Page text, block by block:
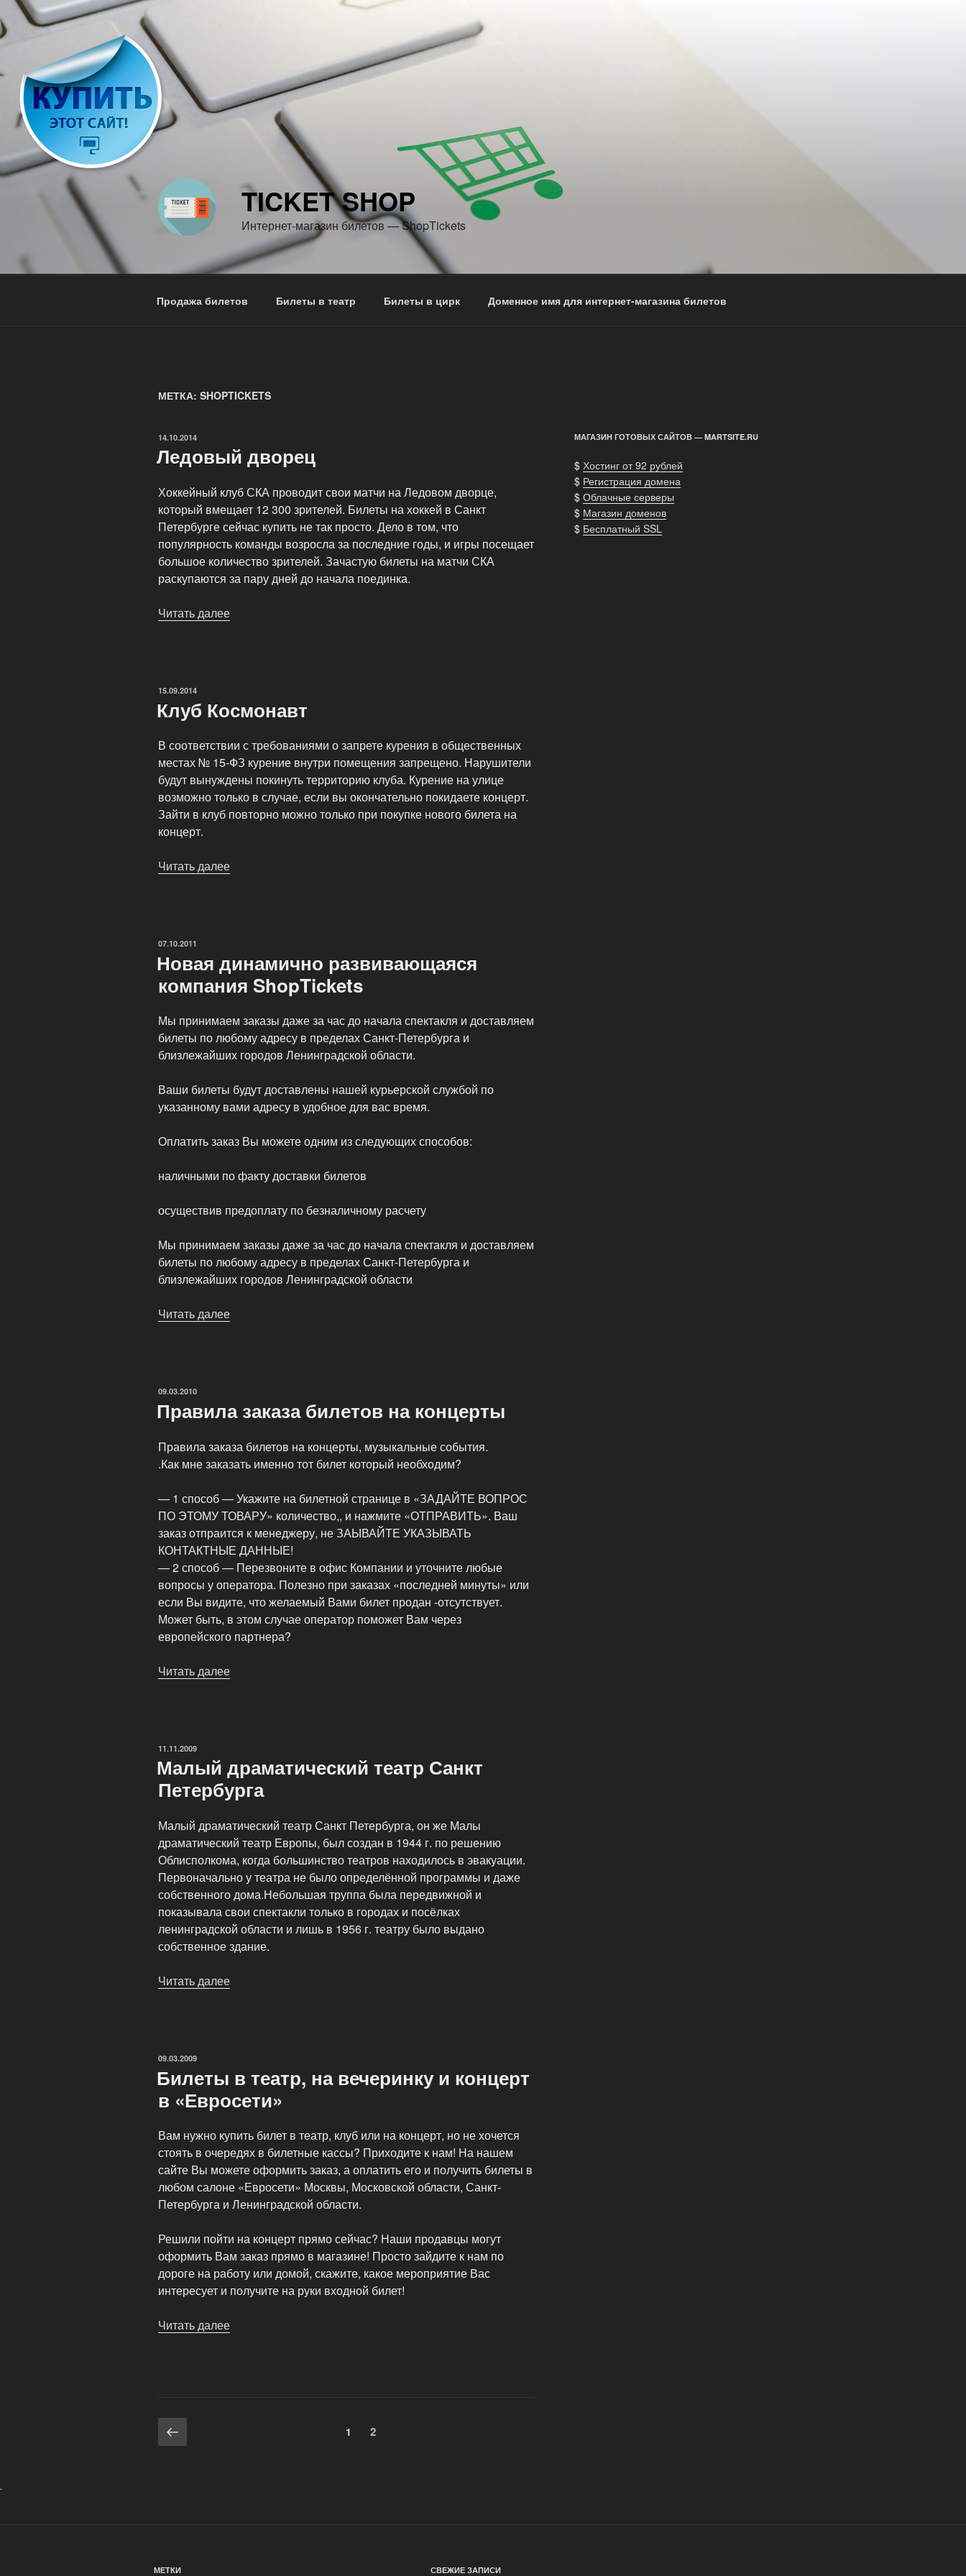
Перейти
к
содержимому
TICKET SHOP
Интернет-магазин билетов — ShopTickets
Продажа билетов Билеты в театр Билеты в цирк Доменное имя для интернет-магазина билетов
МЕТКА: SHOPTICKETS
ОПУБЛИКОВАНО
14.10.2014
Ледовый дворец
Хоккейный клуб СКА проводит свои матчи на Ледовом дворце,
который вмещает 12 300 зрителей. Билеты на хоккей в Санкт
Петербурге сейчас купить не так просто. Дело в том, что
популярность команды возросла за последние годы, и игры посещает
большое количество зрителей. Зачастую билеты на матчи СКА
раскупаются за пару дней до начала поединка.
Читать далее
ОПУБЛИКОВАНО
15.09.2014
Клуб Космонавт
В соответствии с требованиями о запрете курения в общественных
местах № 15-ФЗ курение внутри помещения запрещено. Нарушители
будут вынуждены покинуть территорию клуба. Курение на улице
возможно только в случае, если вы окончательно покидаете концерт.
Зайти в клуб повторно можно только при покупке нового билета на
концерт.
Читать далее
ОПУБЛИКОВАНО
07.10.2011
Новая динамично развивающаяся
компания ShopTickets
Мы принимаем заказы даже за час до начала спектакля и доставляем
билеты по любому адресу в пределах Санкт-Петербурга и
близлежайших городов Ленинградской области.
Ваши билеты будут доставлены нашей курьерской службой по
указанному вами адресу в удобное для вас время.
Оплатить заказ Вы можете одним из следующих способов:
наличными по факту доставки билетов
осуществив предоплату по безналичному расчету
Мы принимаем заказы даже за час до начала спектакля и доставляем
билеты по любому адресу в пределах Санкт-Петербурга и
близлежайших городов Ленинградской области
Читать далее
ОПУБЛИКОВАНО
09.03.2010
Правила заказа билетов на концерты
Правила заказа билетов на концерты, музыкальные события.
.Как мне заказать именно тот билет который необходим?
— 1 способ — Укажите на билетной странице в «ЗАДАЙТЕ ВОПРОС
ПО ЭТОМУ ТОВАРУ» количество,, и нажмите «ОТПРАВИТЬ». Ваш
заказ отпраится к менеджеру, не ЗАЫВАЙТЕ УКАЗЫВАТЬ
КОНТАКТНЫЕ ДАННЫЕ!
— 2 способ — Перезвоните в офис Компании и уточните любые
вопросы у оператора. Полезно при заказах «последней минуты» или
если Вы видите, что желаемый Вами билет продан -отсутствует.
Может быть, в этом случае оператор поможет Вам через
европейского партнера?
Читать далее
ОПУБЛИКОВАНО
11.11.2009
Малый драматический театр Санкт
Петербурга
Малый драматический театр Санкт Петербурга, он же Малы
драматический театр Европы, был создан в 1944 г. по решению
Облисполкома, когда большинство театров находилось в эвакуации.
Первоначально у театра не было определённой программы и даже
собственного дома.Небольшая труппа была передвижной и
показывала свои спектакли только в городах и посёлках
ленинградской области и лишь в 1956 г. театру было выдано
собственное здание.
Читать далее
ОПУБЛИКОВАНО
09.03.2009
Билеты в театр, на вечеринку и концерт
в «Евросети»
Вам нужно купить билет в театр, клуб или на концерт, но не хочется
стоять в очередях в билетные кассы? Приходите к нам! На нашем
сайте Вы можете оформить заказ, а оплатить его и получить билеты в
любом салоне «Евросети» Москвы, Московской области, Санкт-
Петербурга и Ленинградской области.
Решили пойти на концерт прямо сейчас? Наши продавцы могут
оформить Вам заказ прямо в магазине! Просто зайдите к нам по
дороге на работу или домой, скажите, какое мероприятие Вас
интересует и получите на руки входной билет!
Читать далее
Навигация
постраница
Страница
1 Страница
2
МАГАЗИН ГОТОВЫХ САЙТОВ — MARTSITE.RU
$ Хостинг от 92 рублей
$ Регистрация домена
$ Облачные серверы
$ Магазин доменов
$ Бесплатный SSL
.
МЕТКИ СВЕЖИЕ ЗАПИСИ